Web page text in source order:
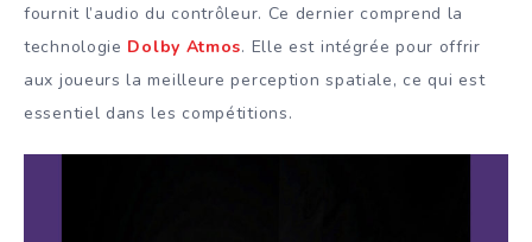
fournit l’audio du contrôleur. Ce dernier comprend la
technologie Dolby Atmos. Elle est intégrée pour offrir
aux joueurs la meilleure perception spatiale, ce qui est
essentiel dans les compétitions.